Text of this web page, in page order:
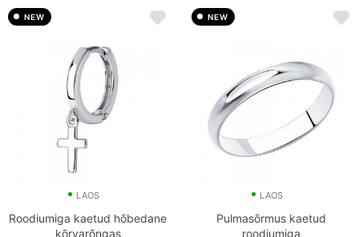
NEW
LAOS
Roodiumiga kaetud hõbedane
kõrvarõngas
NEW
LAOS
Pulmasõrmus kaetud
roodiumiga